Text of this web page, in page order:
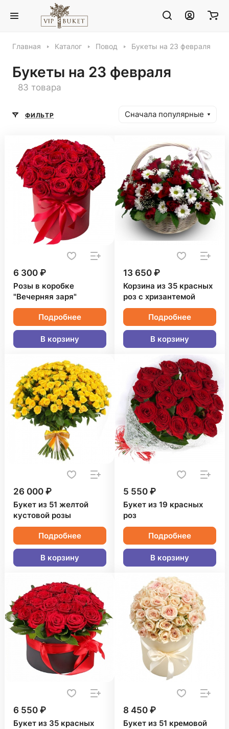
Главная Каталог Повод Букеты на 23 февраля
Букеты на 23 февраля
83 товара
ФИЛЬТР Сначала популярные
6 300 ₽
Розы в коробке
"Вечерняя заря"
Подробнее
В корзину
13 650 ₽
Корзина из 35 красных
роз с хризантемой
Подробнее
В корзину
26 000 ₽
Букет из 51 желтой
кустовой розы
Подробнее
В корзину
5 550 ₽
Букет из 19 красных
роз
Подробнее
В корзину
6 550 ₽
Букет из 35 красных
8 450 ₽
Букет из 51 кремовой